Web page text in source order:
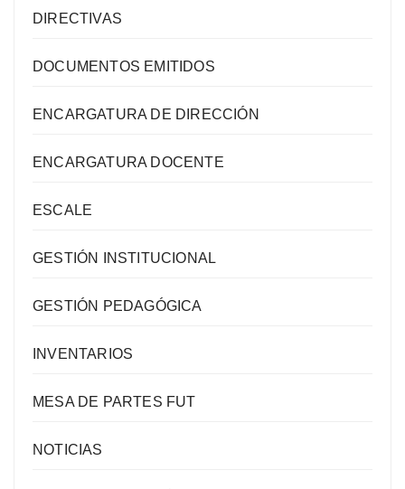
DIRECTIVAS
DOCUMENTOS EMITIDOS
ENCARGATURA DE DIRECCIÓN
ENCARGATURA DOCENTE
ESCALE
GESTIÓN INSTITUCIONAL
GESTIÓN PEDAGÓGICA
INVENTARIOS
MESA DE PARTES FUT
NOTICIAS